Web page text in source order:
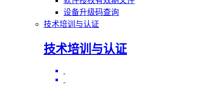
设备升级码查询
技术培训与认证
技术培训与认证